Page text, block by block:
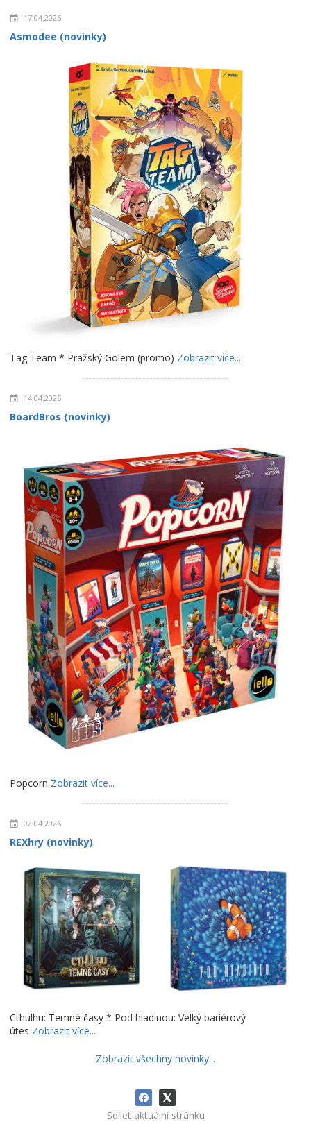
17.04.2026
Asmodee (novinky)
Tag Team * Pražský Golem (promo) Zobrazit více...
14.04.2026
BoardBros (novinky)
Popcorn Zobrazit více...
02.04.2026
REXhry (novinky)
Cthulhu: Temné časy * Pod hladinou: Velký bariérový
útes Zobrazit více...
Zobrazit všechny novinky...
Sdílet aktuální stránku